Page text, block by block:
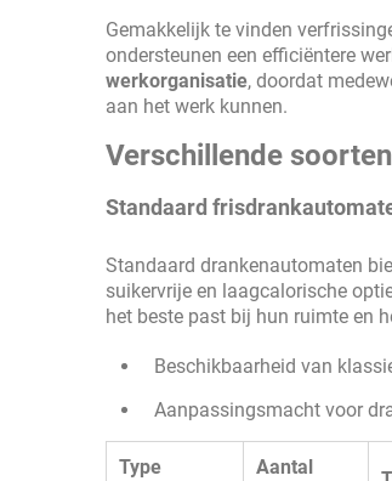
Gemakkelijk te vinden
ondersteunen een efficiëntere
werkorganisatie, doordat
aan het werk kunnen.
Verschillende
Standaard
Standaard drankenautomaten
suikervrije en laagcalorische
het beste past bij hun ruimte en
Beschikbaarheid van
Aanpassingsmacht voor
Type
Aantal